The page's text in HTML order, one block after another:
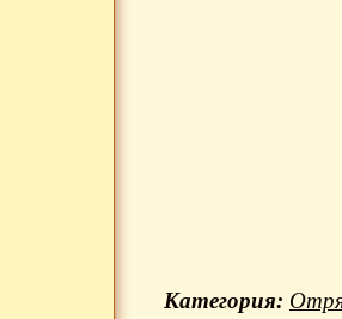
Категория: